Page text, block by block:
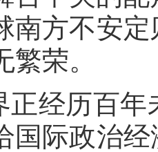
南方不安
荣。
正经历百
国际政治